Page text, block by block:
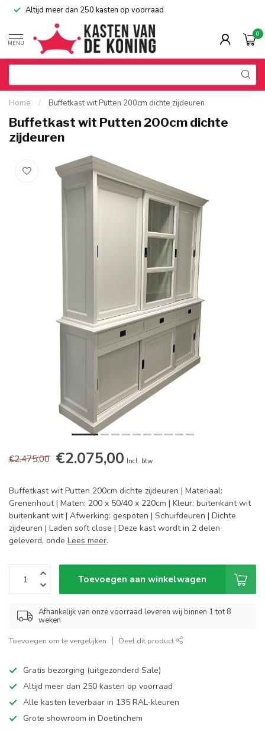
Altijd meer dan 250 kasten op voorraad
MENU
0
Home / Buffetkast wit Putten 200cm dichte zijdeuren
Buffetkast wit Putten 200cm dichte
zijdeuren
€2.475,00 €2.075,00 Incl. btw
Buffetkast wit Putten 200cm dichte zijdeuren | Materiaal:
Grenenhout | Maten: 200 x 50/40 x 220cm | Kleur: buitenkant wit
buitenkant wit | Afwerking: gespoten | Schuifdeuren | Dichte
zijdeuren | Laden soft close | Deze kast wordt in 2 delen
geleverd, onde Lees meer.
Toevoegen aan winkelwagen
Afhankelijk van onze voorraad leveren wij binnen 1 tot 8
weken
Toevoegen om te vergelijken Deel dit product
Gratis bezorging (uitgezonderd Sale)
Altijd meer dan 250 kasten op voorraad
Alle kasten leverbaar in 135 RAL-kleuren
Grote showroom in Doetinchem